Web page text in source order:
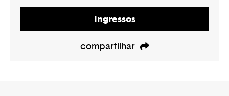
Ingressos
compartilhar